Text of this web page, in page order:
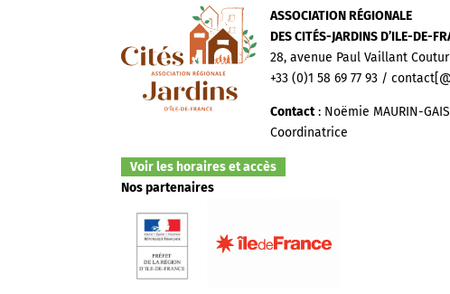
ASSOCIATION RÉGIONALE
DES CITÉS-JARDINS D’ILE-DE-
28, avenue Paul Vaillant
+33 (0)1 58 69 77 93 /
Contact: Noëmie MAURIN-
Coordinatrice
Voir les horaires et accès
Nos partenaires